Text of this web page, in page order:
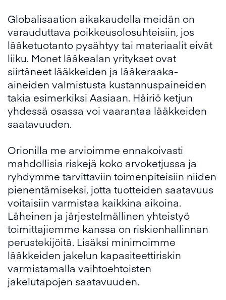
Globalisaation aikakaudella meidän on
varauduttava poikkeusolosuhteisiin, jos
lääketuotanto pysähtyy tai materiaalit eivät
liiku. Monet lääkealan yritykset ovat
siirtäneet lääkkeiden ja lääkeraaka-
aineiden valmistusta kustannuspaineiden
takia esimerkiksi Aasiaan. Häiriö ketjun
yhdessä osassa voi vaarantaa lääkkeiden
saatavuuden.
Orionilla me arvioimme ennakoivasti
mahdollisia riskejä koko arvoketjussa ja
ryhdymme tarvittaviin toimenpiteisiin niiden
pienentämiseksi, jotta tuotteiden saatavuus
voitaisiin varmistaa kaikkina aikoina.
Läheinen ja järjestelmällinen yhteistyö
toimittajiemme kanssa on riskienhallinnan
perustekijöitä. Lisäksi minimoimme
lääkkeiden jakelun kapasiteettiriskin
varmistamalla vaihtoehtoisten
jakelutapojen saatavuuden.